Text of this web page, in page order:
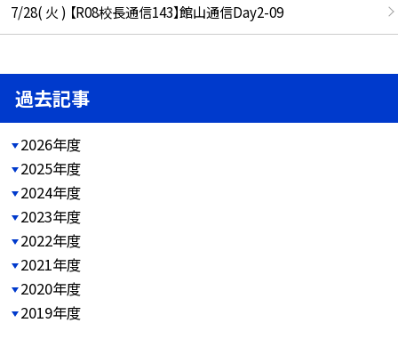
7/28( 火 ) 【R08校長通信143】館山通信Day2-09
過去記事
2026年度
2025年度
2024年度
2023年度
2022年度
2021年度
2020年度
2019年度